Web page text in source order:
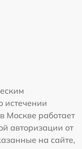
истечении
Москве работает
авторизации от
на сайте,